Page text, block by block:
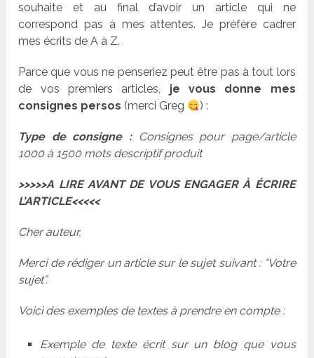
souhaite et au final d’avoir un article qui ne
correspond pas à mes attentes. Je préfère cadrer
mes écrits de A à Z.
Parce que vous ne penseriez peut être pas à tout lors
de vos premiers articles, je vous donne mes
consignes persos (merci Greg ) :
Type de consigne :Consignes pour page/article
1000 à 1500 mots descriptif produit
>>>>>A LIRE AVANT DE VOUS ENGAGER À ÉCRIRE
L’ARTICLE<<<<<
Cher auteur,
Merci de rédiger un article sur le sujet suivant : “Votre
sujet”.
Voici des exemples de textes à prendre en compte :
Exemple de texte écrit sur un blog que vous